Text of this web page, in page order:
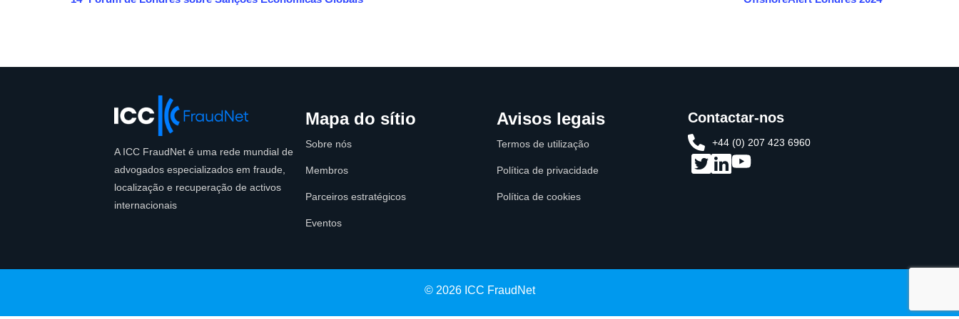
A ICC FraudNet é uma rede mundial de
advogados especializados em fraude,
localização e recuperação de activos
internacionais
Mapa do sítio
Sobre nós
Membros
Parceiros estratégicos
Eventos
Avisos legais
Termos de utilização
Política de privacidade
Política de cookies
Contactar-nos
+44 (0) 207 423 6960
© 2026 ICC FraudNet